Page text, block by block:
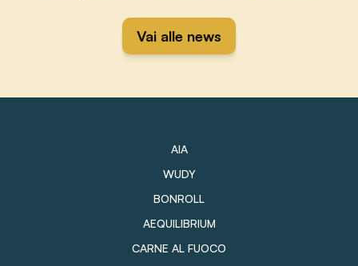
Vai alle news
AIA
WUDY
BONROLL
AEQUILIBRIUM
CARNE AL FUOCO